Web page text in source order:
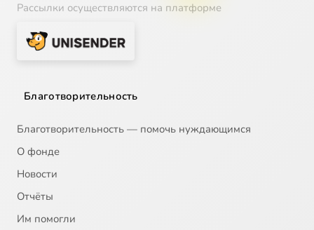
Рассылки осуществляются на платформе
Благотворительность
Благотворительность — помочь нуждающимся
О фонде
Новости
Отчёты
Им помогли